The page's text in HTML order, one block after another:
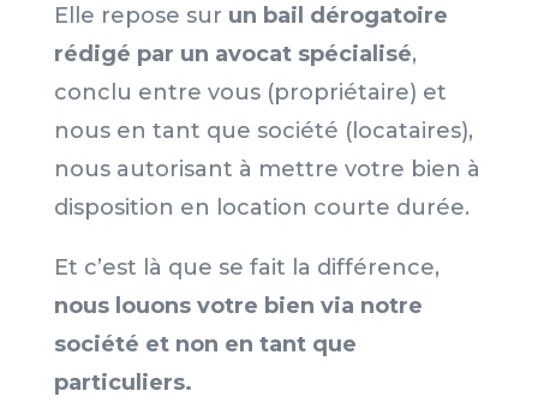
Elle repose sur un bail dérogatoire
rédigé par un avocat spécialisé,
conclu entre vous (propriétaire) et
nous en tant que société (locataires),
nous autorisant à mettre votre bien à
disposition en location courte durée.
Et c’est là que se fait la différence,
nous louons votre bien via notre
société et non en tant que
particuliers.